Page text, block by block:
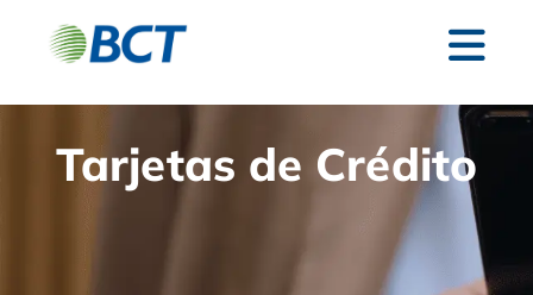
Tarjetas de Crédito